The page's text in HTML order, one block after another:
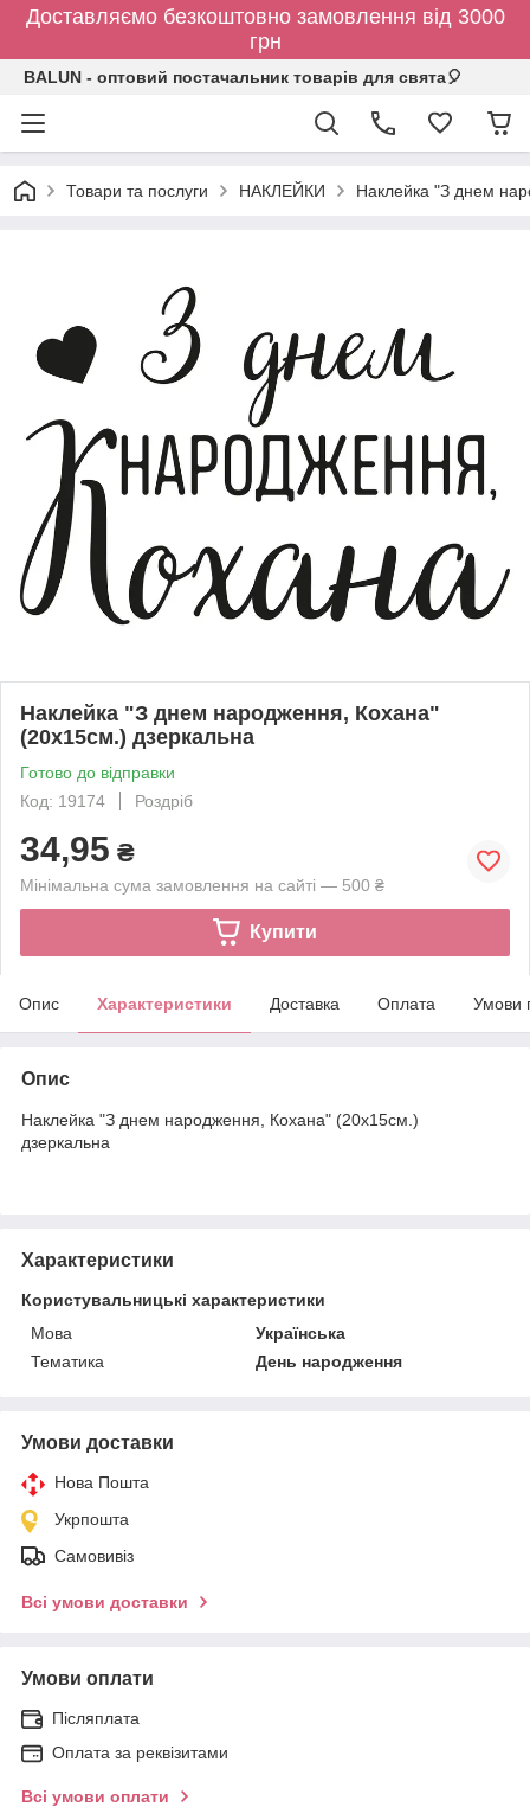
Доставляємо безкоштовно замовлення від 3000
грн
BALUN - оптовий постачальник товарів для свята🎈
Товари та послуги НАКЛЕЙКИ Наклейка "З днем
Наклейка "З днем народження, Кохана"
(20х15см.) дзеркальна
Готово до відправки
Код: 19174
Роздріб
34,95 ₴
Мінімальна сума замовлення на сайті — 500 ₴
Купити
Опис Характеристики Доставка Оплата Умови
Опис
Наклейка "З днем народження, Кохана" (20х15см.)
дзеркальна
Характеристики
Користувальницькі характеристики
Мова
Українська
Тематика
День народження
Умови доставки
Нова Пошта
Укрпошта
Самовивіз
Всі умови доставки
Умови оплати
Післяплата
Оплата за реквізитами
Всі умови оплати